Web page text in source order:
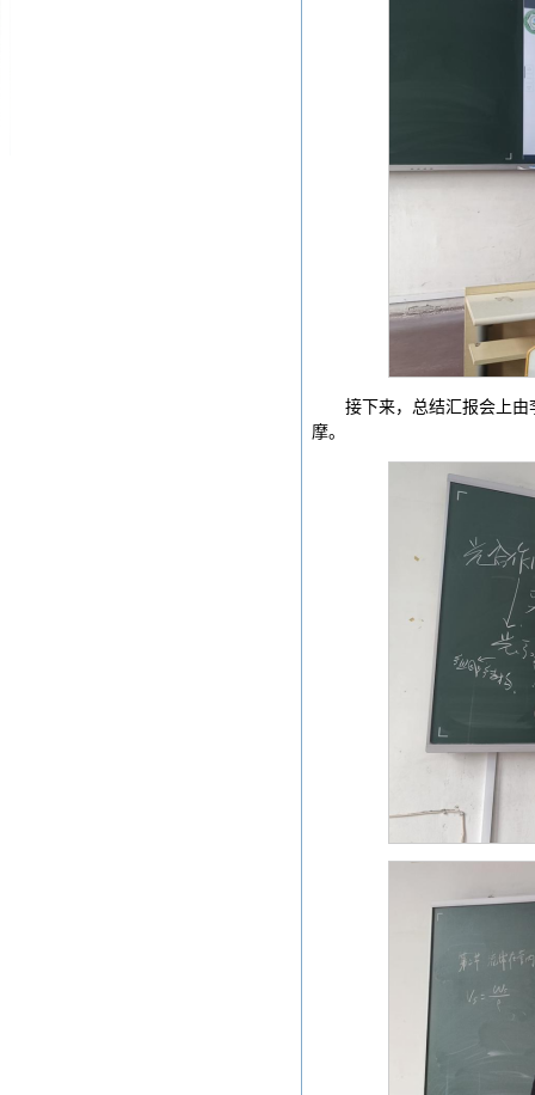
接下来，总结汇报会上
摩。